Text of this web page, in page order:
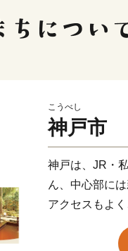
こうべし
神戸市
神戸は、JR・
ん、中心部に
アクセスもよ
しかし、これ